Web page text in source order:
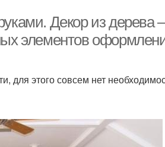
Декор из дерева
элементов
для этого совсем нет